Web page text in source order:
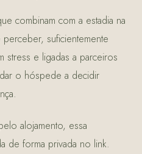
combinam com a estadia na
suficientemente
stress e ligadas a parceiros
o hóspede a decidir
alojamento, essa
de forma privada no link.